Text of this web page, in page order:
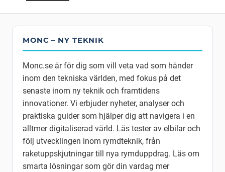
MONC – NY TEKNIK
Monc.se är för dig som vill veta vad som händer
inom den tekniska världen, med fokus på det
senaste inom ny teknik och framtidens
innovationer. Vi erbjuder nyheter, analyser och
praktiska guider som hjälper dig att navigera i en
alltmer digitaliserad värld. Läs tester av elbilar och
följ utvecklingen inom rymdteknik, från
raketuppskjutningar till nya rymduppdrag. Läs om
smarta lösningar som gör din vardag mer